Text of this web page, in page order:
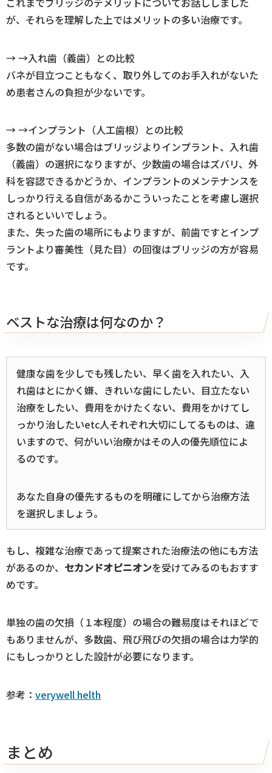
が、それらを理解した上ではメリットの多い治療です。
→ →入れ歯（義歯）との比較
バネが目立つこともなく、取り外してのお手入れがないた
め患者さんの負担が少ないです。
→ →インプラント（人工歯根）との比較
多数の歯がない場合はブリッジよりインプラント、入れ歯
（義歯）の選択になりますが、少数歯の場合はズバリ、外
科を容認できるかどうか、インプラントのメンテナンスを
しっかり行える自信があるかこういったことを考慮し選択
されるといいでしょう。
また、失った歯の場所にもよりますが、前歯ですとインプ
ラントより審美性（見た目）の回復はブリッジの方が容易
です。
ベストな治療は何なのか？
健康な歯を少しでも残したい、早く歯を入れたい、入
れ歯はとにかく嫌、きれいな歯にしたい、目立たない
治療をしたい、費用をかけたくない、費用をかけてし
っかり治したいetc人それぞれ大切にしてるものは、違
いますので、何がいい治療かはその人の優先順位によ
るのです。
あなた自身の優先するものを明確にしてから治療方法
を選択しましょう。
もし、複雑な治療であって提案された治療法の他にも方法
があるのか、 セカンドオピニオンを受けてみるのもおすす
めです。
単独の歯の欠損（１本程度）の場合の難易度はそれほどで
もありませんが、多数歯、飛び飛びの欠損の場合は力学的
にもしっかりとした設計が必要になります。
参考： verywell helth
まとめ